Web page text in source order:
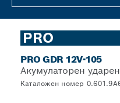
PRO
PRO GDR 12V-105
Акумулаторен
Каталожен номер